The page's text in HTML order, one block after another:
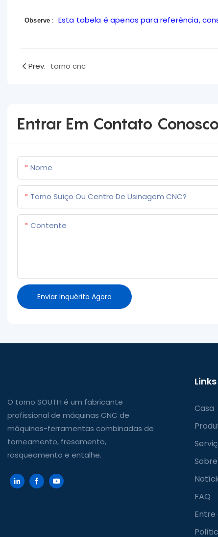
Observe : Esta tabela é apenas para referência,
Prev. torno cnc
Entrar Em Contato Conosco
Nome
Torno Suíço Ou Centro De Usinagem CNC?
Contente
Enviar Inquérito Agora
O torno SOUTH é um fabricante
profissional de máquinas CNC de
máquinas-ferramentas combinadas de
torneamento, fresamento,
rosqueamento e entalhe.
Casa
FAQ